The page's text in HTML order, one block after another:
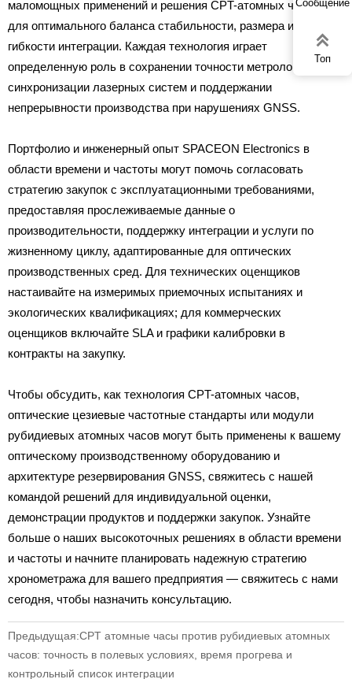
маломощных применений и решения CPT-атомных часов
для оптимального баланса стабильности, размера и
гибкости интеграции. Каждая технология играет
определенную роль в сохранении точности метрологии,
синхронизации лазерных систем и поддержании
непрерывности производства при нарушениях GNSS.
Портфолио и инженерный опыт SPACEON Electronics в
области времени и частоты могут помочь согласовать
стратегию закупок с эксплуатационными требованиями,
предоставляя прослеживаемые данные о
производительности, поддержку интеграции и услуги по
жизненному циклу, адаптированные для оптических
производственных сред. Для технических оценщиков
настаивайте на измеримых приемочных испытаниях и
экологических квалификациях; для коммерческих
оценщиков включайте SLA и графики калибровки в
контракты на закупку.
Чтобы обсудить, как технология CPT-атомных часов,
оптические цезиевые частотные стандарты или модули
рубидиевых атомных часов могут быть применены к вашему
оптическому производственному оборудованию и
архитектуре резервирования GNSS, свяжитесь с нашей
командой решений для индивидуальной оценки,
демонстрации продуктов и поддержки закупок. Узнайте
больше о наших высокоточных решениях в области времени
и частоты и начните планировать надежную стратегию
хронометража для вашего предприятия — свяжитесь с нами
сегодня, чтобы назначить консультацию.
Предыдущая:CPT атомные часы против рубидиевых атомных
часов: точность в полевых условиях, время прогрева и
контрольный список интеграции
Сообщение

Топ